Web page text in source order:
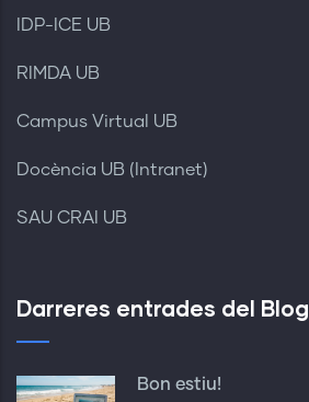
IDP-ICE UB
RIMDA UB
Campus Virtual UB
Docència UB (Intranet)
SAU CRAI UB
Darreres entrades del Blog
Bon estiu!